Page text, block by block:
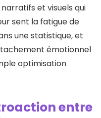
et visuels qui
sent la fatigue de
une statistique, et
émotionnel
optimisation
entre